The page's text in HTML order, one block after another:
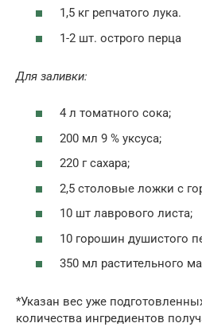
1,5 кг репчатого лука.
1-2 шт. острого перца
Для заливки:
4 л томатного сока;
200 мл 9 % уксуса;
220 г сахара;
2,5 столовые ложки с
10 шт лаврового листа;
10 горошин душистого
350 мл растительного
*Указан вес уже
количества ингредиентов